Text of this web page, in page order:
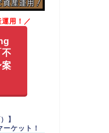
用！／
不
案
】
ケット！